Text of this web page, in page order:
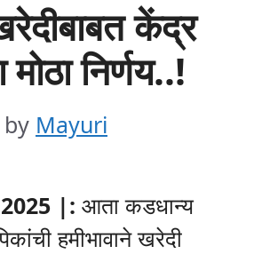
केंद्र
निर्णय..!
by Mayuri
|: आता कडधान्य
हमीभावाने खरेदी